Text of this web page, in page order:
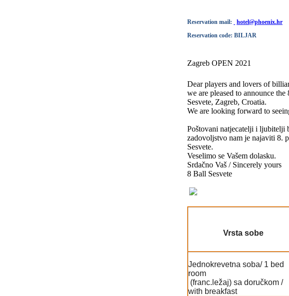
Reservation mail:
hotel@phoenix.hr
Reservation code: BILJAR
Zagreb OPEN 2021
Dear players and lovers of
we are pleased to announce
Sesvete, Zagreb, Croatia.
We are looking forward to
Poštovani natjecatelji i ljubitelji
zadovoljstvo nam je najaviti 8.
Sesvete.
Veselimo se Vašem dolasku.
Srdačno Vaš / Sincerely yours
8 Ball Sesvete
Vrsta sobe
Jednokrevetna soba/ 1 bed
room
(franc.ležaj) sa doručkom /
with breakfast